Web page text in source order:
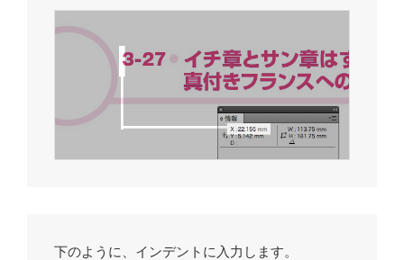
下のように、インデントに入力します。